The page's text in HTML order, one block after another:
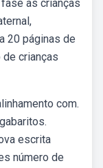
as crianças
20 páginas de
crianças
com.
escrita
número de